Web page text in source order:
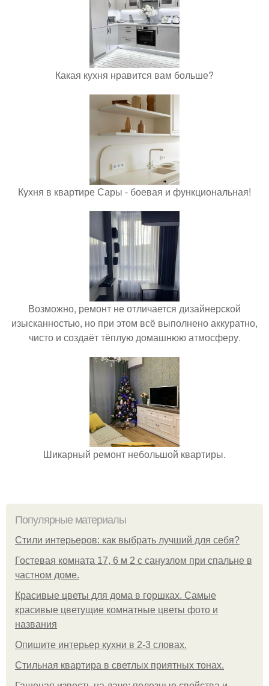
Какая кухня нравится вам больше?
Кухня в квартире Сары - боевая и функциональная!
Возможно, ремонт не отличается дизайнерской
изысканностью, но при этом всё выполнено аккуратно,
чисто и создаёт тёплую домашнюю атмосферу.
Шикарный ремонт небольшой квартиры.
Популярные материалы
Стили интерьеров: как выбрать лучший для себя?
Гостевая комната 17, 6 м 2 с санузлом при спальне в
частном доме.
Красивые цветы для дома в горшках. Самые
красивые цветущие комнатные цветы фото и
названия
Опишите интерьер кухни в 2-3 словах.
Стильная квартира в светлых приятных тонах.